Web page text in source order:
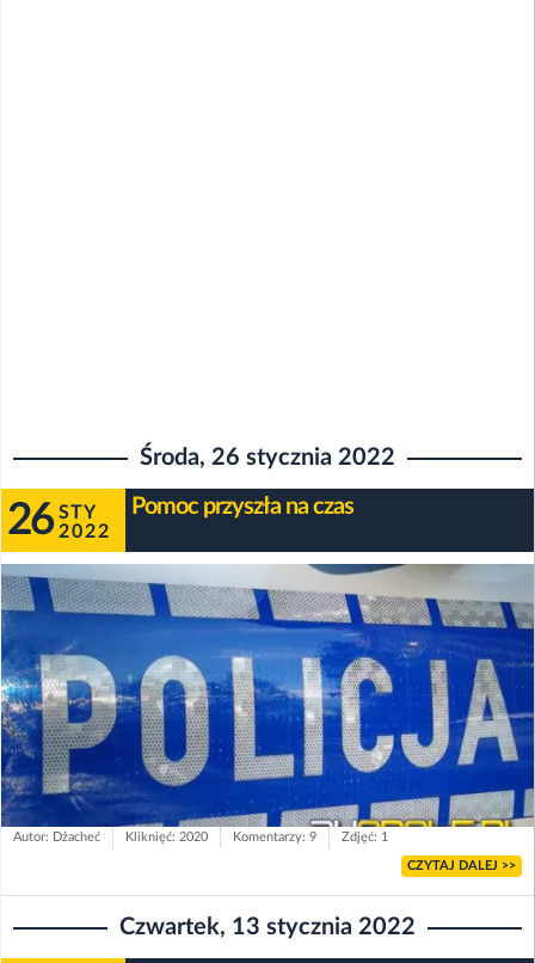
Środa, 26 stycznia 2022
26 STY
2022
Pomoc przyszła na czas
Autor: Dżacheć Kliknięć: 2020 Komentarzy: 9 Zdjęć: 1
CZYTAJ DALEJ >>
Czwartek, 13 stycznia 2022